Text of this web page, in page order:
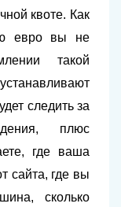
квоте. Как
ю евро вы не
такой
следить за
плюс
где ваша
сайта, где вы
сколько